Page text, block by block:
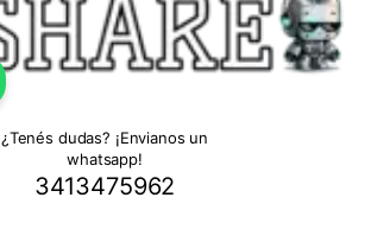
¿Tenés dudas? ¡Envianos un
whatsapp!
3413475962